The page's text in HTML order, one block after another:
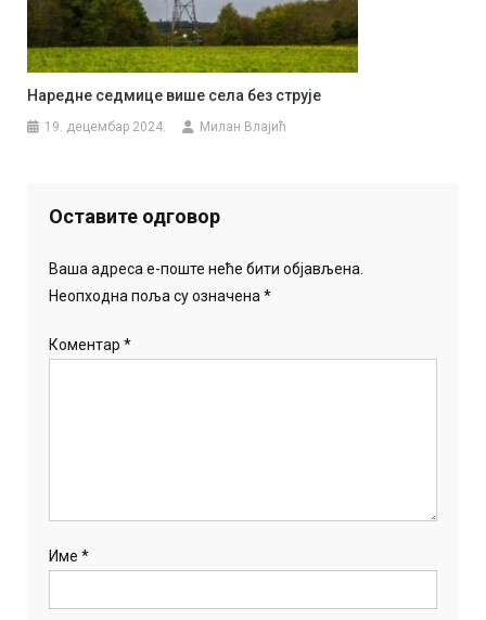
Наредне седмице више села без струје
19. децембар 2024. Милан Влајић
Оставите одговор
Ваша адреса е-поште неће бити објављена.
Неопходна поља су означена*
Коментар*
Име*